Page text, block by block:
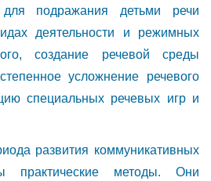
для подражания детьми речи
деятельности и режимных
создание речевой среды
усложнение речевого
специальных речевых игр и
развития коммуникативных
практические методы. Они